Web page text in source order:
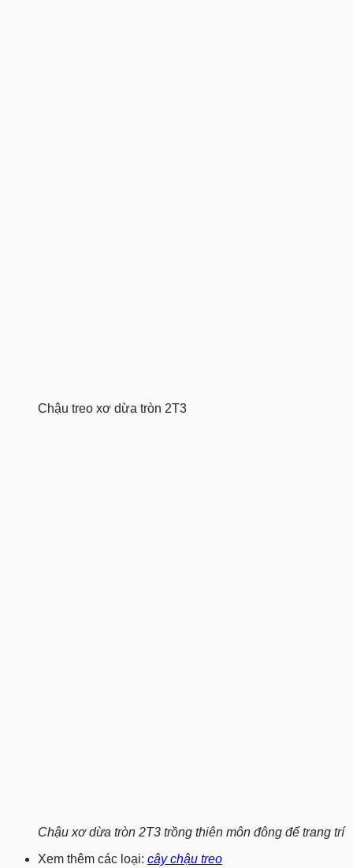
Chậu treo xơ dừa tròn 2T3
Chậu xơ dừa tròn 2T3 trồng thiên môn đông để trang trí
Xem thêm các loại: cây chậu treo